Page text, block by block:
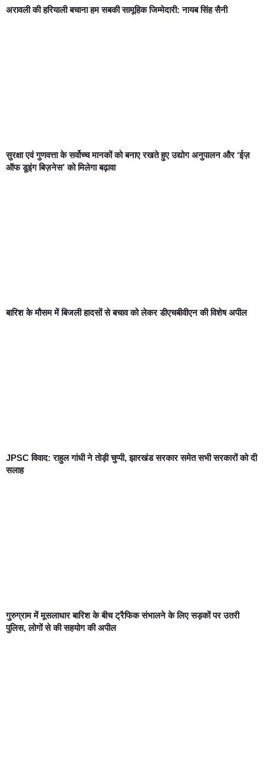
अरावली की हरियाली बचाना हम सबकी सामूहिक जिम्मेदारी: नायब सिंह सैनी
सुरक्षा एवं गुणवत्ता के सर्वोच्च मानकों को बनाए रखते हुए उद्योग अनुपालन और ‘ईज़
ऑफ डूइंग बिज़नेस’ को मिलेगा बढ़ावा
बारिश के मौसम में बिजली हादसों से बचाव को लेकर डीएचबीवीएन की विशेष अपील
JPSC विवाद: राहुल गांधी ने तोड़ी चुप्पी, झारखंड सरकार समेत सभी सरकारों को दी
सलाह
गुरुग्राम में मूसलाधार बारिश के बीच ट्रैफिक संभालने के लिए सड़कों पर उतरी
पुलिस, लोगों से की सहयोग की अपील